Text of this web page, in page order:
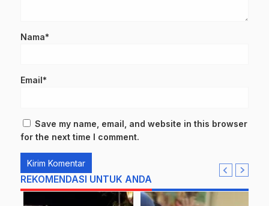
Nama*
Email*
Save my name, email, and website in this browser
for the next time I comment.
REKOMENDASI UNTUK ANDA